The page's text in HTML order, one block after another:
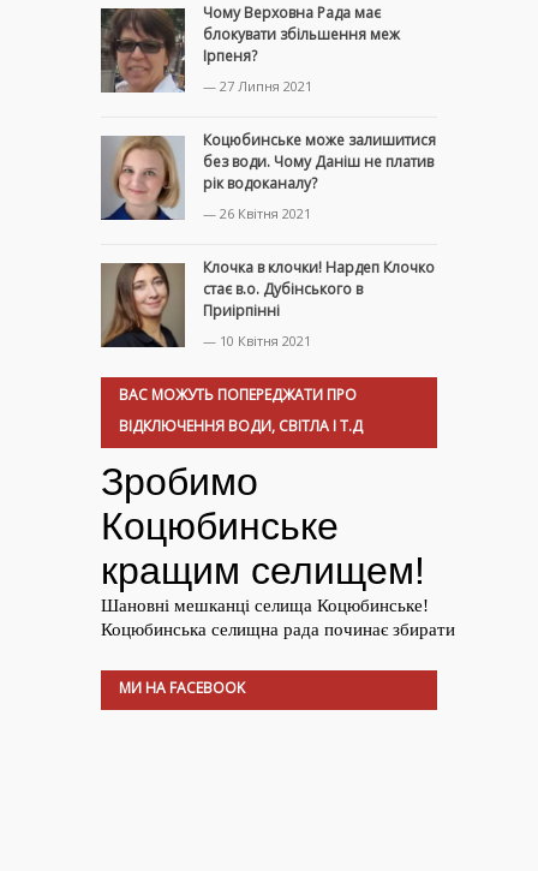
Чому Верховна Рада має
блокувати збільшення меж
Ірпеня?
— 27 Липня 2021
Коцюбинське може залишитися
без води. Чому Даніш не платив
рік водоканалу?
— 26 Квітня 2021
Клочка в клочки! Нардеп Клочко
стає в.о. Дубінського в
Приірпінні
— 10 Квітня 2021
ВАС МОЖУТЬ ПОПЕРЕДЖАТИ ПРО
ВІДКЛЮЧЕННЯ ВОДИ, СВІТЛА І Т.Д
МИ НА FACEBOOK